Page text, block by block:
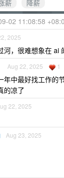
薪
降薪
02 11:08:58
2025
河，很难想象在 ai
Aug 22, 2025 1
年中最好找工作的
的凉了
22, 2025
Aug 23, 2025